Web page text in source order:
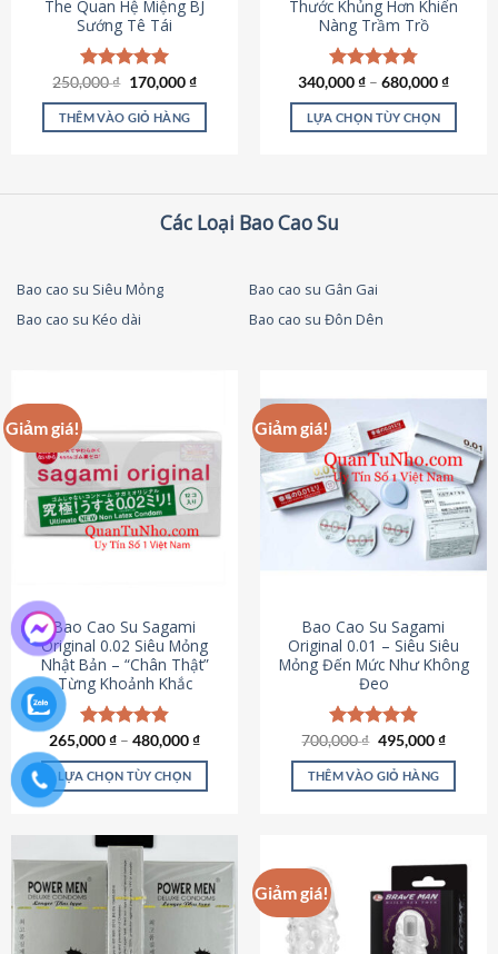
trên
trang
sản
phẩm
The Quan Hệ Miệng BJ
Sướng Tê Tái
Được xếp
hạng5.00
5 sao
250,000₫ Giá
là:
250,000 ₫.
170,000₫Giá
tại
THÊM VÀO GIỎ HÀNG
Thước Khủng Hơn Khiến
Nàng Trầm Trồ
Được xếp
hạng4.79
5 sao
340,000₫ – 680,000₫
LỰA CHỌN TÙY CHỌN
thể.
tùy
thể
được
chọn
trên
trang
sản
phẩm
Các Loại Bao Cao Su
Bao cao su Siêu Mỏng
Bao cao su Gân Gai
Bao cao su Kéo dài
Bao cao su Đôn Dên
Giảm giá!
Bao Cao Su Sagami
Original 0.02 Siêu Mỏng
Nhật Bản – “Chân Thật”
Từng Khoảnh Khắc
Được xếp
hạng4.87
5 sao
265,000₫ – 480,000₫
LỰA CHỌN TÙY CHỌN
này
có
nhiều
biến
thể.
Giảm giá!
Bao Cao Su Sagami
Original 0.01 – Siêu Siêu
Mỏng Đến Mức Như Không
Đeo
Được xếp
hạng4.83
5 sao
700,000₫ Giá
là:
700,000 ₫.
495,000₫Giá
tại
THÊM VÀO GIỎ HÀNG
Giảm giá!